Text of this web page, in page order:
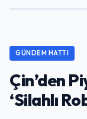
GÜNDEM HATTI
Çin’den
‘Silahlı